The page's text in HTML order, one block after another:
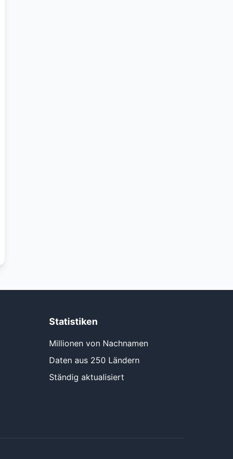
Statistiken
Millionen von Nachnamen
Daten aus 250 Ländern
Ständig aktualisiert